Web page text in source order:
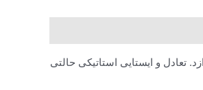
تعادل و ایستایی استاتیکی حالتی